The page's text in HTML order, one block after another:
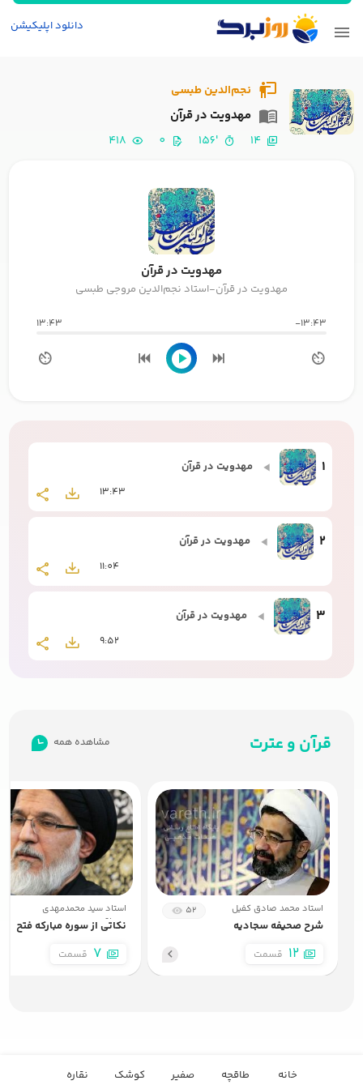
دانلود اپلیکیشن
نجم‌الدین طبسی
مهدویت در قرآن
14
'156
0
418
مهدویت در قرآن
مهدویت در قرآن-استاد نجم‌الدین مروجی طبسی
-13:43
13:43
1 مهدویت در قرآن
13:43
2 مهدویت در قرآن
11:04
3 مهدویت در قرآن
9:52
8:08
6 مهدویت در قرآن
10:33
7 مهدویت در قرآن
قرآن و عترت مشاهده همه
استاد محمد صادق کفیل 52
شرح صحیفه سجادیه
12 قسمت
استاد سید محمدمهدی
میرباقری
نکاتی از سوره مبارکه فتح
7 قسمت
خانه طاقچه صفیر کوشک نقاره